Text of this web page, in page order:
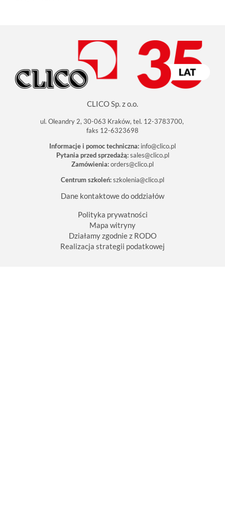
CLICO Sp. z o.o.
ul. Oleandry 2, 30-063 Kraków, tel. 12-3783700,
faks 12-6323698
Informacje i pomoc techniczna: info@clico.pl
Pytania przed sprzedażą: sales@clico.pl
Zamówienia:orders@clico.pl
Centrum szkoleń:szkolenia@clico.pl
Dane kontaktowe do oddziałów
Polityka prywatności
Mapa witryny
Działamy zgodnie z RODO
Realizacja strategii podatkowej